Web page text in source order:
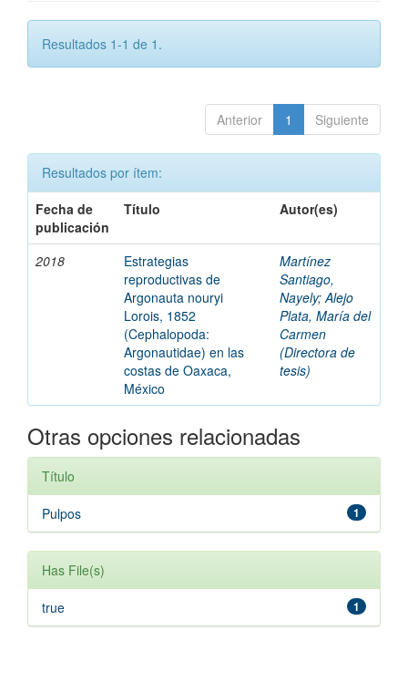
Resultados 1-1 de 1.
Anterior 1 Siguiente
Resultados por ítem:
Fecha de
publicación
Título Autor(es)
2018
Estrategias
reproductivas de
Argonauta nouryi
Lorois, 1852
(Cephalopoda:
Argonautidae) en las
costas de Oaxaca,
México
Martínez
Santiago,
Nayely;Alejo
Plata, María del
Carmen
(Directora de
tesis)
Otras opciones relacionadas
Título
1
Pulpos
Has File(s)
1
true